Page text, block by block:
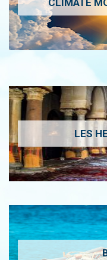
CLIMATE
LES